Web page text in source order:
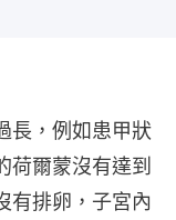
長，例如患甲狀
荷爾蒙沒有達到
有排卵，子宮內